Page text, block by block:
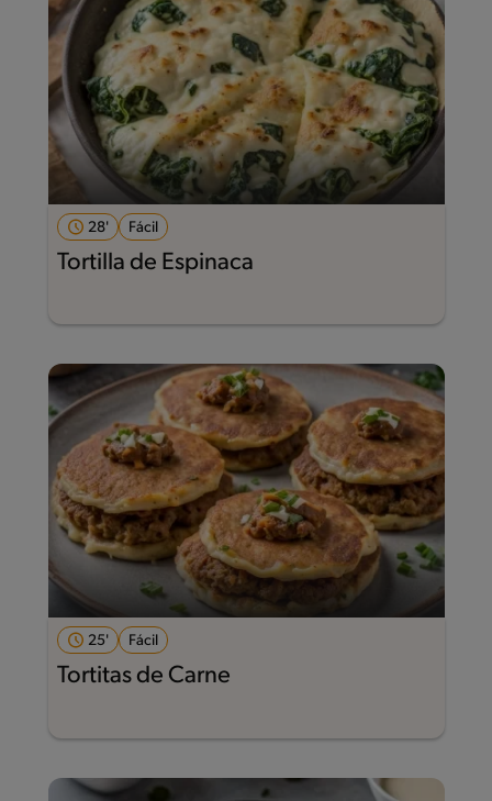
28' Fácil
Tortilla de Espinaca
25' Fácil
Tortitas de Carne